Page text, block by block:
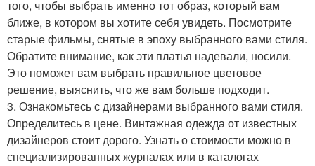
того, чтобы выбрать именно тот образ, который вам
ближе, в котором вы хотите себя увидеть. Посмотрите
старые фильмы, снятые в эпоху выбранного вами стиля.
Обратите внимание, как эти платья надевали, носили.
Это поможет вам выбрать правильное цветовое
решение, выяснить, что же вам больше подходит.
3. Ознакомьтесь с дизайнерами выбранного вами стиля.
Определитесь в цене. Винтажная одежда от известных
дизайнеров стоит дорого. Узнать о стоимости можно в
специализированных журналах или в каталогах